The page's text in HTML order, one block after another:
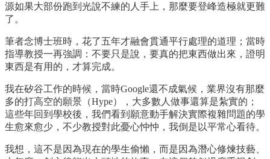
源如果大部份跑到光說不練的人手上，那麼要登峰造極就更難
了。
筆者念博士班時，花了五年才融會貫通平行處理的道理；當時
指導教授一再強調：不要只是說，要真的把東西做出來，證明
東西是有用的，才算完成。
我在矽谷工作的時候，當時Google還不成氣候，業界沒有那麼
多的打高空的願景（Hype），大多數人做事還算是紮實的；
這些年回到學校後，我們看到願意動手解決實際複雜問題的學
生愈來愈少，不少教授對此憂心忡忡，我倒是以平常心看待。
我想，這不是因為現在的學生偷懶，而是因為潛心修煉技藝、